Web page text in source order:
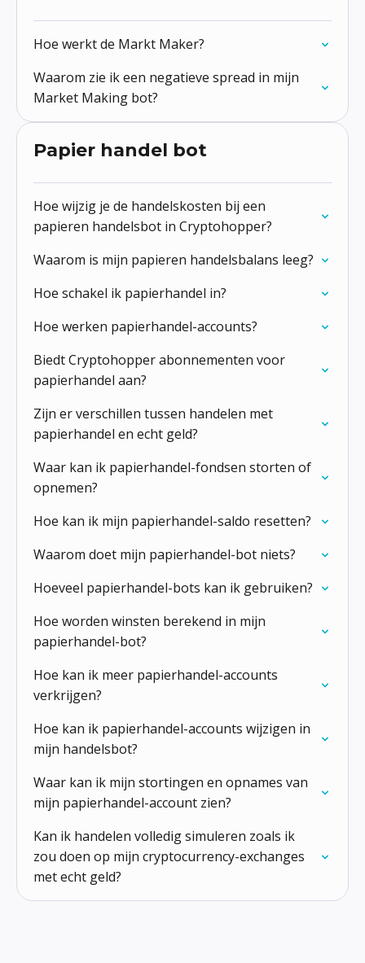
Hoe werkt de Markt Maker?
Waarom zie ik een negatieve spread in mijn
Market Making bot?
Papier handel bot
Hoe wijzig je de handelskosten bij een
papieren handelsbot in Cryptohopper?
Waarom is mijn papieren handelsbalans leeg?
Hoe schakel ik papierhandel in?
Hoe werken papierhandel-accounts?
Biedt Cryptohopper abonnementen voor
papierhandel aan?
Zijn er verschillen tussen handelen met
papierhandel en echt geld?
Waar kan ik papierhandel-fondsen storten of
opnemen?
Hoe kan ik mijn papierhandel-saldo resetten?
Waarom doet mijn papierhandel-bot niets?
Hoeveel papierhandel-bots kan ik gebruiken?
Hoe worden winsten berekend in mijn
papierhandel-bot?
Hoe kan ik meer papierhandel-accounts
verkrijgen?
Hoe kan ik papierhandel-accounts wijzigen in
mijn handelsbot?
Waar kan ik mijn stortingen en opnames van
mijn papierhandel-account zien?
Kan ik handelen volledig simuleren zoals ik
zou doen op mijn cryptocurrency-exchanges
met echt geld?